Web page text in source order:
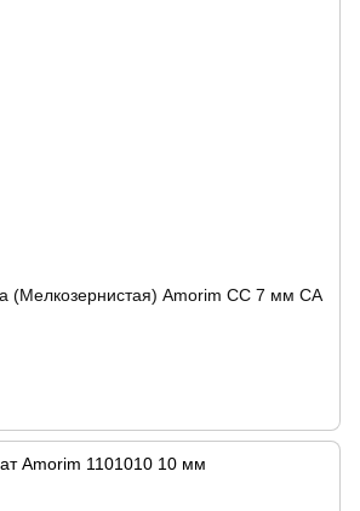
(Мелкозернистая) Amorim CC 7 мм СА